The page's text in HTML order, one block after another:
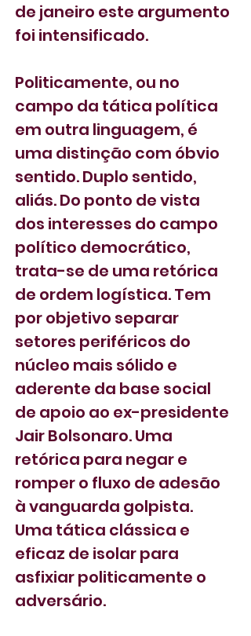
de janeiro este argumento
foi intensificado.
Politicamente, ou no
campo da tática política
em outra linguagem, é
uma distinção com óbvio
sentido. Duplo sentido,
aliás. Do ponto de vista
dos interesses do campo
político democrático,
trata-se de uma retórica
de ordem logística. Tem
por objetivo separar
setores periféricos do
núcleo mais sólido e
aderente da base social
de apoio ao ex-presidente
Jair Bolsonaro. Uma
retórica para negar e
romper o fluxo de adesão
à vanguarda golpista.
Uma tática clássica e
eficaz de isolar para
asfixiar politicamente o
adversário.